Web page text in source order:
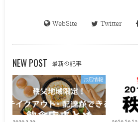
WebSite Twitter
NEW POST 最新の記事
お店情報